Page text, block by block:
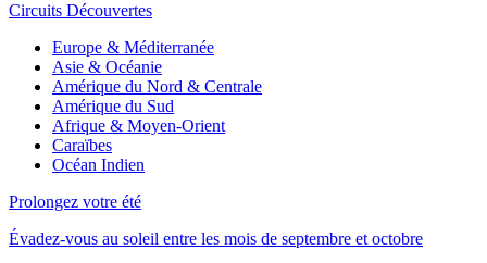
Circuits Découvertes
Europe & Méditerranée
Asie & Océanie
Amérique du Nord & Centrale
Amérique du Sud
Afrique & Moyen-Orient
Caraïbes
Océan Indien
Prolongez votre été
Évadez-vous au soleil entre les mois de septembre et octobre